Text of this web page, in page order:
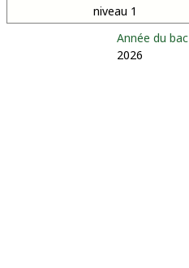
niveau 1
Année du bac
2026